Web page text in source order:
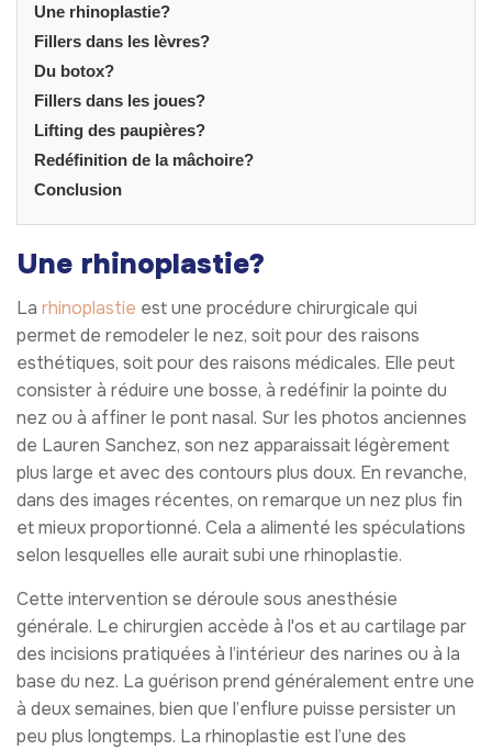
Une rhinoplastie?
Fillers dans les lèvres?
Du botox?
Fillers dans les joues?
Lifting des paupières?
Redéfinition de la mâchoire?
Conclusion
Une rhinoplastie?
La rhinoplastie est une procédure chirurgicale qui
permet de remodeler le nez, soit pour des raisons
esthétiques, soit pour des raisons médicales. Elle peut
consister à réduire une bosse, à redéfinir la pointe du
nez ou à affiner le pont nasal. Sur les photos anciennes
de Lauren Sanchez, son nez apparaissait légèrement
plus large et avec des contours plus doux. En revanche,
dans des images récentes, on remarque un nez plus fin
et mieux proportionné. Cela a alimenté les spéculations
selon lesquelles elle aurait subi une rhinoplastie.
Cette intervention se déroule sous anesthésie
générale. Le chirurgien accède à l'os et au cartilage par
des incisions pratiquées à l’intérieur des narines ou à la
base du nez. La guérison prend généralement entre une
à deux semaines, bien que l’enflure puisse persister un
peu plus longtemps. La rhinoplastie est l’une des